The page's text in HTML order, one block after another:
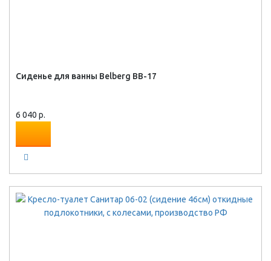
Сиденье для ванны Belberg BB-17
6 040 р.